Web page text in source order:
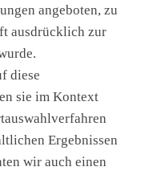
angeboten, zu
ausdrücklich zur
diese
sie im Kontext
Ergebnissen
wir auch einen